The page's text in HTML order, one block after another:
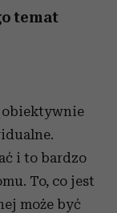
temat
obiektywnie
i to bardzo
To, co jest
może być